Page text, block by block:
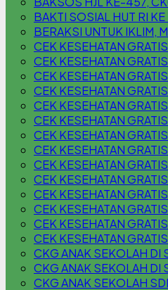
BAKTI SOSIAL HUT RI KE
BERAKSI UNTUK IKLIM,
CEK KESEHATAN GRATIS
CEK KESEHATAN
CEK KESEHATAN
CEK KESEHATAN
CEK KESEHATAN
CEK KESEHATAN
CEK KESEHATAN
CEK KESEHATAN
CEK KESEHATAN
CEK KESEHATAN
CEK KESEHATAN
CEK KESEHATAN
CEK KESEHATAN
CEK KESEHATAN
CKG ANAK SEKOLAH DI
CKG ANAK SEKOLAH DI
CKG ANAK SEKOLAH